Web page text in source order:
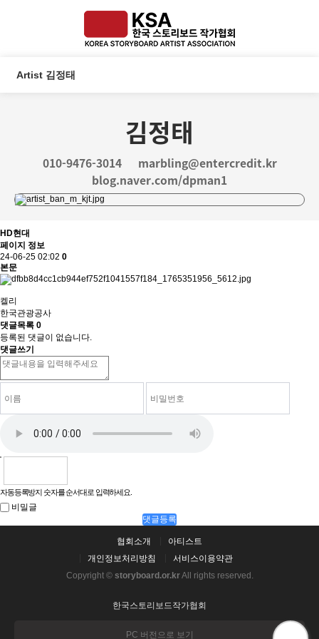
Artist 김정태
김정태
010-9476-3014
marbling@entercredit.kr
blog.naver.com/dpman1
HD현대
페이지 정보
24-06-25 02:02 0
본문
켈리
한국관광공사
댓글목록 0
등록된 댓글이 없습니다.
댓글쓰기
자동등록방지 숫자를 순서대로 입력하세요.
비밀글
댓글등록
협회소개
아티스트
개인정보처리방침
서비스이용약관
Copyright © storyboard.or.krAll rights reserved.
한국스토리보드작가협회
PC 버전으로 보기